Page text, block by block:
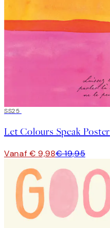
50%*
SS25
Let Colours Speak Poster
Vanaf € 9,98€ 19,95